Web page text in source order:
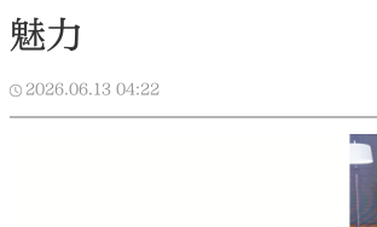
魅力
2026.06.13 04:22